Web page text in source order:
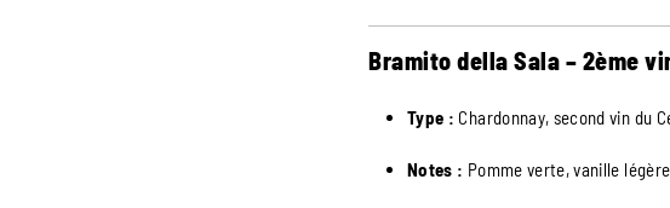
Bramito della Sala – 2ème
Type : Chardonnay, second vin du
Notes : Pomme verte, vanille